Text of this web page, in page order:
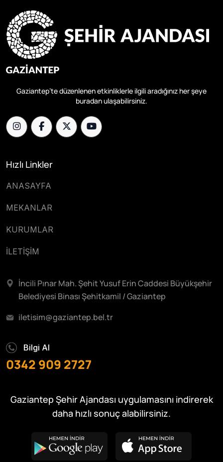
Gaziantep’te düzenlenen etkinliklerle ilgili aradığınız her şeye
buradan ulaşabilirsiniz.
Hızlı Linkler
ANASAYFA
MEKANLAR
KURUMLAR
İLETİŞİM
İncili Pınar Mah. Şehit Yusuf Erin Caddesi Büyükşehir
Belediyesi Binası Şehitkamil / Gaziantep
iletisim@gaziantep.bel.tr
Bilgi Al
0342 909 2727
Gaziantep Şehir Ajandası uygulamasını indirerek
daha hızlı sonuç alabilirsiniz.